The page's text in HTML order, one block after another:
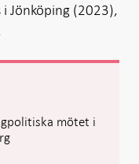
Jönköping (2023),
mötet i